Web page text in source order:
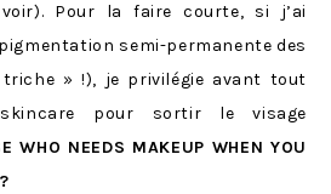
Pour la faire courte, si j’ai
semi-permanente des
» !), je privilégie avant tout
skincare pour sortir le visage
WHO NEEDS MAKEUP WHEN YOU